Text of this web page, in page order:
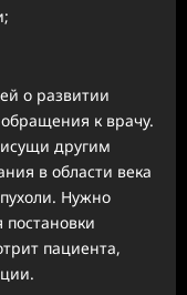
о развитии
к врачу.
другим
в области века
Нужно
пациента,